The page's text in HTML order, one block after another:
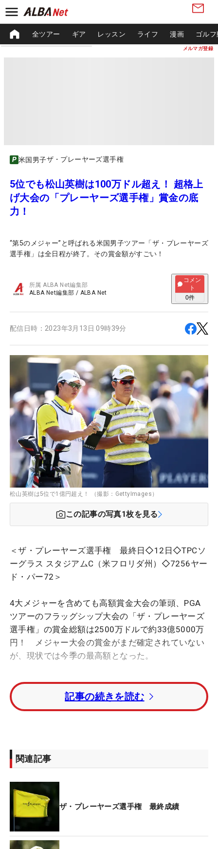
メルマガ登録
全ツアー ギア レッスン ライフ 漫画 ゴル
米国男子ザ・プレーヤーズ選手権
5位でも松山英樹は100万ドル超え！ 超格上
げ大会の「プレーヤーズ選手権」賞金の底
力！
“第5のメジャー”と呼ばれる米国男子ツアー「ザ・プレーヤーズ
選手権」は全日程が終了。その賞金額がすごい！
所属ALBA Net編集部
ALBA Net編集部 / ALBA Net
コメン
ト
0件
配信日時： 2023年3月13日 09時39分
松山英樹は5位で1億円超え！ （撮影：GettyImages）
この記事の写真1枚を見る
＜ザ・プレーヤーズ選手権 最終日◇12日◇TPCソ
ーグラス スタジアムC（米フロリダ州）◇7256ヤー
ド・パー72＞
4大メジャーを含めても高額賞金大会の筆頭、PGA
ツアーのフラッグシップ大会の「ザ・プレーヤーズ
選手権」の賞金総額は2500万ドルで約33億5000万
円！ メジャー大会の賞金がまだ確定されていない
が、現状では今季の最高額となった。
優勝賞金は450万ドル（約6億300万円）で、そのビ
ッグマネーを手にしたのはスコッティ・シェフラー
（米国）で賞金の使い道を尋ねられると…。
た」とやっぱり勝利にだけこだわっていたと応え
た。
最終日に「65」と伸ばして2位に入ったタイレル・
ハットン（イングランド）は272万5000ドル（約3
億6515万円）を獲得した。
5位に食い込んだ松山英樹が獲得したのは102万
記事の続きを読む
関連記事
ザ・プレーヤーズ選手権 最終成績